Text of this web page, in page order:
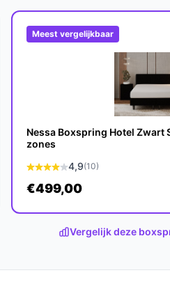
Bravo tot wel 10 jaar
twee personen en biedt
en de combinatie van
Met zijn robuuste constructie
Meest vergelijkbaar
Nessa Boxspring Hotel Zwart
zones
4,9(10)
€499,00
Vergelijk deze